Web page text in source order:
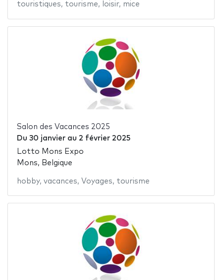
touristiques, tourisme, loisir, mice
Salon des Vacances 2025
Du 30 janvierau 2 février 2025
Lotto Mons Expo
Mons, Belgique
hobby, vacances, Voyages, tourisme